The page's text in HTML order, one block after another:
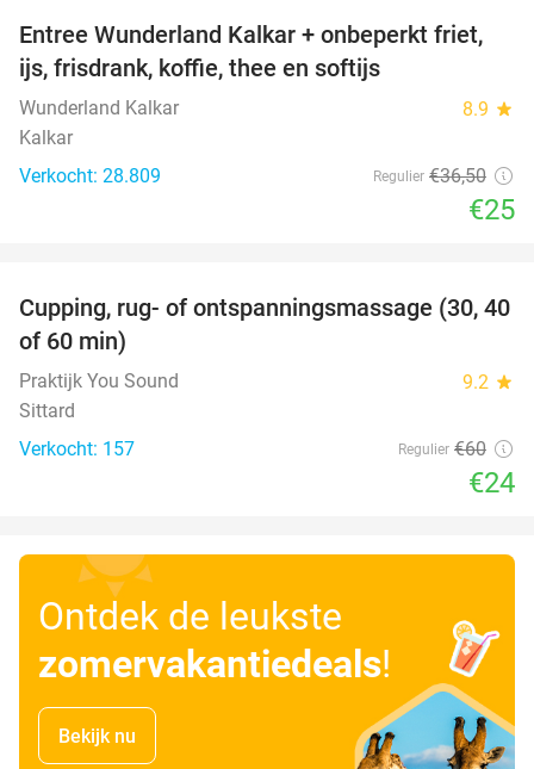
32%
Entree Wunderland Kalkar + onbeperkt friet,
ijs, frisdrank, koffie, thee en softijs
Wunderland Kalkar 8.9 star
Kalkar
Verkocht: 28.809
Regulier €36,50
€25
60%
Cupping, rug- of ontspanningsmassage (30, 40
of 60 min)
Praktijk You Sound 9.2 star
Sittard
Verkocht: 157
Regulier €60
€24
Ontdek de leukste
zomervakantiedeals!
Bekijk nu